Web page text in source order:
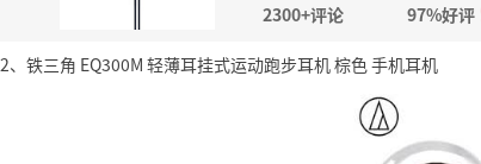
2300+评论 97%好评
2、铁三角 EQ300M 轻薄耳挂式运动跑步耳机 棕色 手机耳机